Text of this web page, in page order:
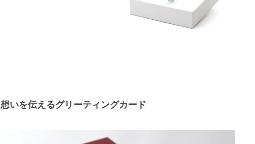
想いを伝えるグリーティングカード